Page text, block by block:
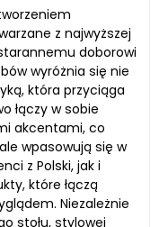
z najwyższej
doborowi
wyróżnia się nie
która przyciąga
łączy w sobie
akcentami, co
wpasowują się w
z Polski, jak i
które łączą
Niezależnie
stołu, stylowej